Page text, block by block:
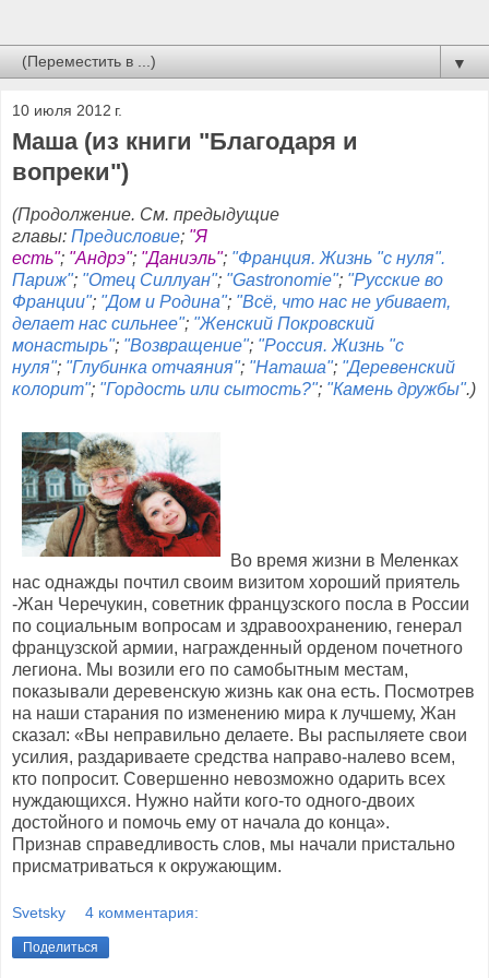
▼
10 июля 2012 г.
Маша (из книги "Благодаря и
вопреки")
(Продолжение. См. предыдущие
главы: Предисловие; "Я
есть"; "Андрэ"; "Даниэль"; "Франция. Жизнь "с нуля".
Париж"; "Отец Силлуан"; "Gastronomie"; "Русские во
Франции"; "Дом и Родина"; "Всё, что нас не убивает,
делает нас сильнее"; "Женский Покровский
монастырь"; "Возвращение"; "Россия. Жизнь "с
нуля"; "Глубинка отчаяния"; "Наташа"; "Деревенский
колорит"; "Гордость или сытость?"; "Камень дружбы".)
Во время жизни в Меленках
нас однажды почтил своим визитом хороший приятель
-Жан Черечукин, советник французского посла в России
по социальным вопросам и здравоохранению, генерал
французской армии, награжденный орденом почетного
легиона. Мы возили его по самобытным местам,
показывали деревенскую жизнь как она есть. Посмотрев
на наши старания по изменению мира к лучшему, Жан
сказал: «Вы неправильно делаете. Вы распыляете свои
усилия, раздариваете средства направо-налево всем,
кто попросит. Совершенно невозможно одарить всех
нуждающихся. Нужно найти кого-то одного-двоих
достойного и помочь ему от начала до конца».
Признав справедливость слов, мы начали пристально
присматриваться к окружающим.
Svetsky 4 комментария:
Поделиться